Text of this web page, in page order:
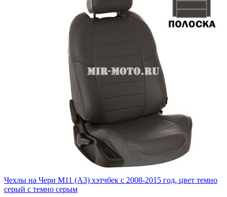
Чехлы на Чери М11 (А3) хэтчбек с 2008-2015 год, цвет темно
серый с темно серым